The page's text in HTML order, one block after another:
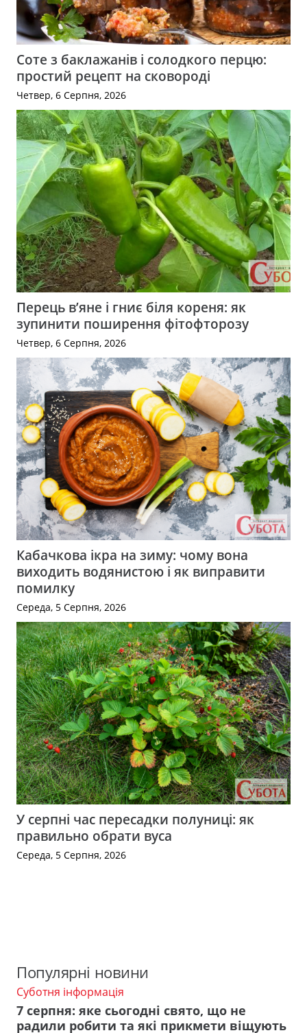
Соте з баклажанів і солодкого перцю:
простий рецепт на сковороді
Четвер, 6 Серпня, 2026
Перець в’яне і гниє біля кореня: як
зупинити поширення фітофторозу
Четвер, 6 Серпня, 2026
Кабачкова ікра на зиму: чому вона
виходить водянистою і як виправити
помилку
Середа, 5 Серпня, 2026
У серпні час пересадки полуниці: як
правильно обрати вуса
Середа, 5 Серпня, 2026
Популярні новини
Суботня інформація
7 серпня: яке сьогодні свято, що не
радили робити та які прикмети віщують